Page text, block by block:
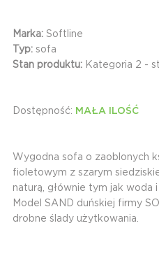
Marka: Softline
Typ: sofa
Stan produktu: Kategoria 2 -
Dostępność: MAŁA ILOŚĆ
Wygodna sofa o zaoblonych
fioletowym z szarym
naturą, głównie tym jak woda
Model SAND duńskiej firmy
drobne ślady użytkowania.